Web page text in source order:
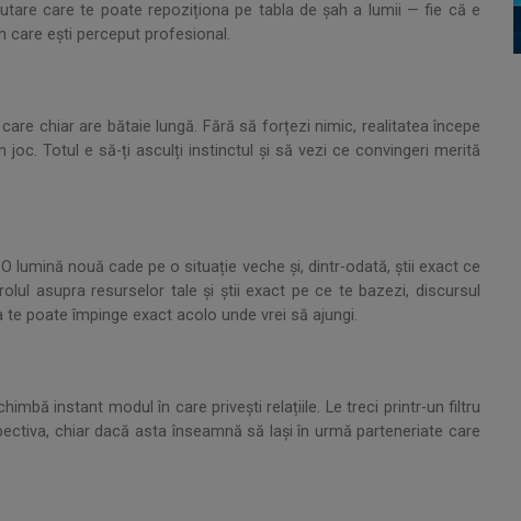
care te poate repoziționa pe tabla de șah a lumii — fie că e
care ești perceput profesional.
chiar are bătaie lungă. Fără să forțezi nimic, realitatea începe
joc. Totul e să-ți asculți instinctul și să vezi ce convingeri merită
lumină nouă cade pe o situație veche și, dintr-odată, știi exact ce
asupra resurselor tale și știi exact pe ce te bazezi, discursul
poate împinge exact acolo unde vrei să ajungi.
instant modul în care privești relațiile. Le treci printr-un filtru
chiar dacă asta înseamnă să lași în urmă parteneriate care